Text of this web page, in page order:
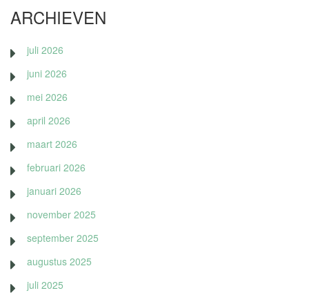
ARCHIEVEN
juli 2026
juni 2026
mei 2026
april 2026
maart 2026
februari 2026
januari 2026
november 2025
september 2025
augustus 2025
juli 2025